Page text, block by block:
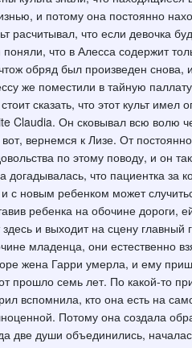
и потому она постоянно
расчитывал, что если девочка
поняли, что в Алесса содержит
обряд был произведен
же поместили в тайную
стоит сказать, что этот культ
Claudia. Он сковывал всю волю
вот, вернемся к Лизе. От
по этому поводу, и он
догадывалась, что пациентка за
и с новым ребенком может
ребенка на обочине дороги,
здесь и выходит на сцену
младенца, они естественно
жена Гарри умерла, и ему
прошло семь лет. По какой-то
вспомнила, кто она есть на
Потому она создала
две души объединились,